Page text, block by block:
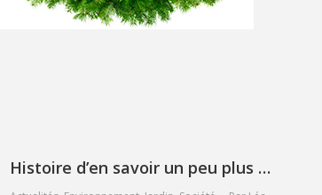
Histoire d’en savoir un peu plus …